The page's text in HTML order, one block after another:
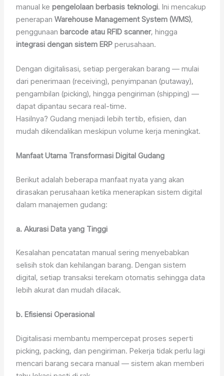
manual kepengelolaan berbasis teknologi. Ini mencakup
penerapanWarehouse Management System (WMS),
penggunaan barcode atau RFID scanner, hingga
integrasi dengan sistem ERP perusahaan.
Dengan digitalisasi, setiap pergerakan barang — mulai
dari penerimaan (receiving), penyimpanan (putaway),
pengambilan (picking), hingga pengiriman (shipping) —
dapat dipantau secara real-time.
Hasilnya? Gudang menjadi lebih tertib, efisien, dan
mudah dikendalikan meskipun volume kerja meningkat.
Manfaat Utama Transformasi Digital Gudang
Berikut adalah beberapa manfaat nyata yang akan
dirasakan perusahaan ketika menerapkan sistem digital
dalam manajemen gudang:
a. Akurasi Data yang Tinggi
Kesalahan pencatatan manual sering menyebabkan
selisih stok dan kehilangan barang. Dengan sistem
digital, setiap transaksi terekam otomatis sehingga data
lebih akurat dan mudah dilacak.
b. Efisiensi Operasional
Digitalisasi membantu mempercepat proses seperti
picking, packing, dan pengiriman. Pekerja tidak perlu lagi
mencari barang secara manual — sistem akan memberi